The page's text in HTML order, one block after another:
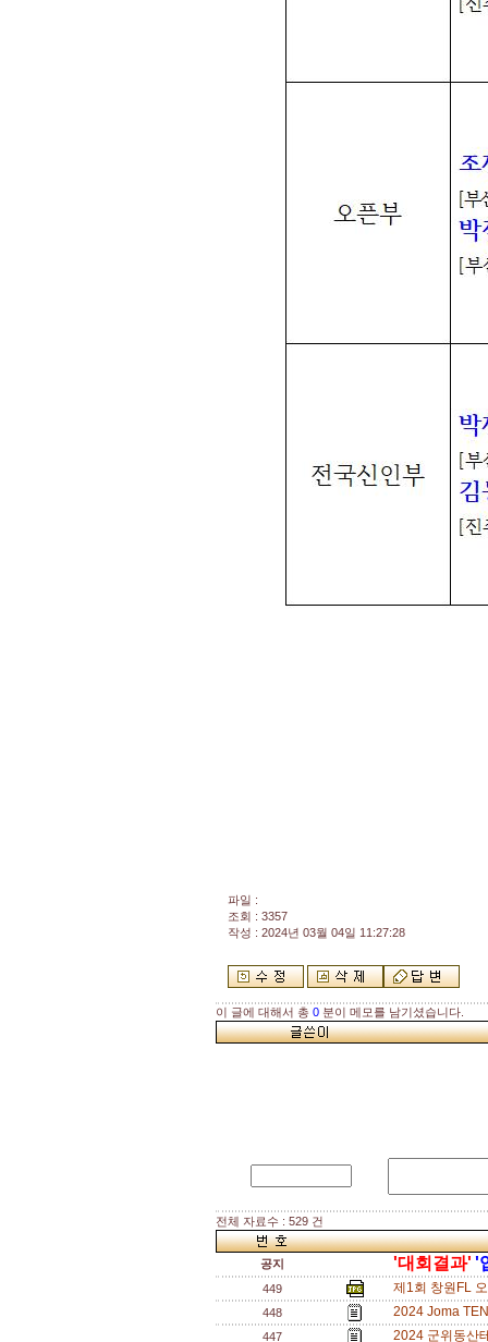
파일 :
조회 : 3357
작성 : 2024년 03월 04일 11:27:28
이 글에 대해서 총 0 분이 메모를 남기셨습니다.
전체 자료수 : 529 건
공지 '대회결과' '
449 제1회 창원FL
448 2024 Joma
447 2024 군위동산